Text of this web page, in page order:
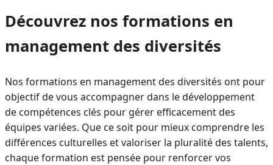
Découvrez nos formations en
management des diversités
Nos formations en management des diversités ont pour
objectif de vous accompagner dans le développement
de compétences clés pour gérer efficacement des
équipes variées. Que ce soit pour mieux comprendre les
différences culturelles et valoriser la pluralité des talents,
chaque formation est pensée pour renforcer vos